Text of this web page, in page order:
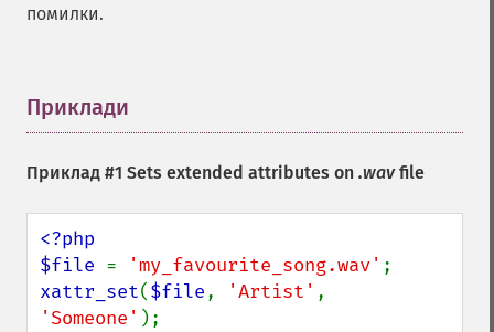
помилки.
Приклади
Приклад #1 Sets extended attributes on .wavfile
<?php
$file = 'my_favourite_song.wav'
xattr_set($file, 'Artist'
'Someone'